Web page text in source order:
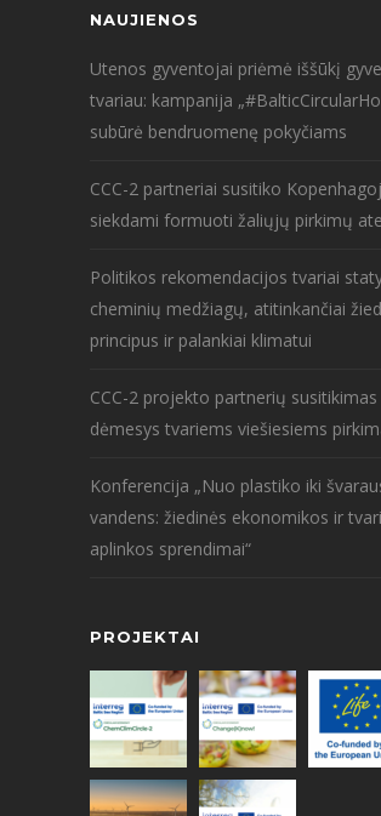
NAUJIENOS
Utenos gyventojai priėmė iššūkį
tvariau: kampanija
subūrė bendruomenę pokyčiams
CCC-2 partneriai susitiko
siekdami formuoti žaliųjų pirkimų
Politikos rekomendacijos tvariai
cheminių medžiagų, atitinkančiai
principus ir palankiai klimatui
CCC-2 projekto partnerių susitikimas
dėmesys tvariems viešiesiems
Konferencija „Nuo plastiko iki
vandens: žiedinės ekonomikos ir
aplinkos sprendimai“
PROJEKTAI